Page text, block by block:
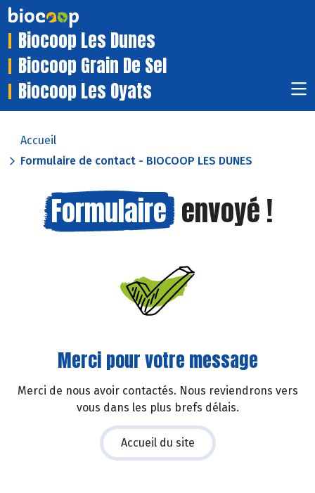
Biocoop Les Dunes
Biocoop Grain De Sel
Biocoop Les Oyats
Accueil
Formulaire de contact - BIOCOOP LES DUNES
Formulaire envoyé !
Merci pour votre message
Merci de nous avoir contactés. Nous reviendrons vers
vous dans les plus brefs délais.
Accueil du site